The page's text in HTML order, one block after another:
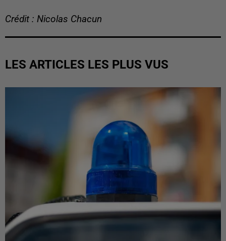
Crédit : Nicolas Chacun
LES ARTICLES LES PLUS VUS